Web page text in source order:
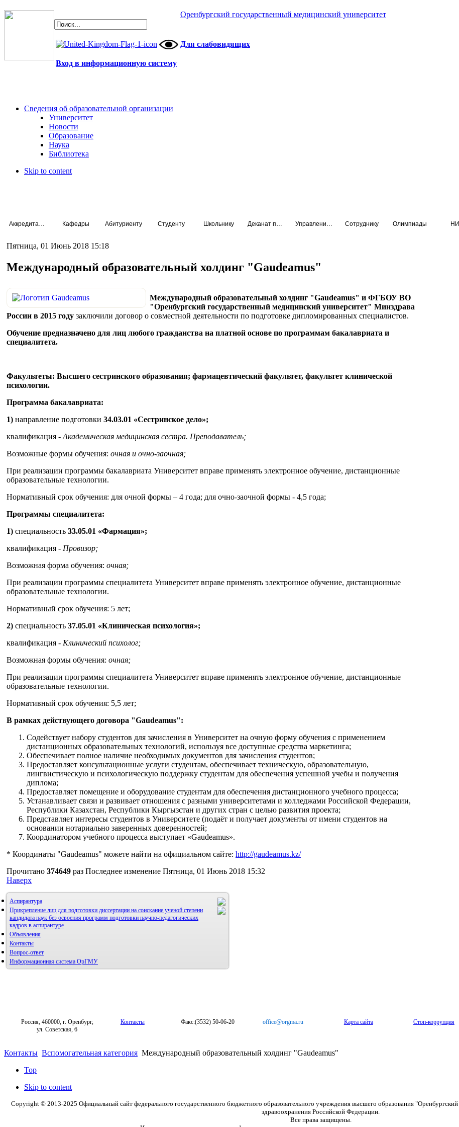
Оренбургский государственный медицинский университет
Для слабовидящих
Вход в информационную систему
Сведения об образовательной организации
Университет
Новости
Образование
Наука
Библиотека
Skip to content
Кафедры Абитуриенту Студенту Школьнику Сотруднику Олимпиады
Пятница, 01 Июнь 2018 15:18
Международный образовательный холдинг "Gaudeamus"
Международный образовательный холдинг "Gaudeamus" и ФГБОУ ВО
"Оренбургский государственный медицинский университет" Минздрава
России в 2015 году заключили договор о совместной деятельности по подготовке дипломированных специалистов.
Обучение предназначено для лиц любого гражданства на платной основе по программам бакалавриата и
специалитета.
Факультеты: Высшего сестринского образования; фармацевтический факультет, факультет клинической
психологии.
Программа бакалавриата:
1) направление подготовки 34.03.01 «Сестринское дело»;
квалификация - Академическая медицинская сестра. Преподаватель;
Возможные формы обучения: очная и очно-заочная;
При реализации программы бакалавриата Университет вправе применять электронное обучение, дистанционные
образовательные технологии.
Нормативный срок обучения: для очной формы – 4 года; для очно-заочной формы - 4,5 года;
Программы специалитета:
1) специальность 33.05.01 «Фармация»;
квалификация - Провизор;
Возможная форма обучения: очная;
При реализации программы специалитета Университет вправе применять электронное обучение, дистанционные
образовательные технологии.
Нормативный срок обучения: 5 лет;
2) специальность 37.05.01 «Клиническая психология»;
квалификация - Клинический психолог;
Возможная формы обучения: очная;
При реализации программы специалитета Университет вправе применять электронное обучение, дистанционные
образовательные технологии.
Нормативный срок обучения: 5,5 лет;
В рамках действующего договора "Gaudeamus":
Содействует набору студентов для зачисления в Университет на очную форму обучения с применением
дистанционных образовательных технологий, используя все доступные средства маркетинга;
Обеспечивает полное наличие необходимых документов для зачисления студентов;
Предоставляет консультационные услуги студентам, обеспечивает техническую, образовательную,
лингвистическую и психологическую поддержку студентам для обеспечения успешной учебы и получения
диплома;
Предоставляет помещение и оборудование студентам для обеспечения дистанционного учебного процесса;
Устанавливает связи и развивает отношения с разными университетами и колледжами Российской Федерации,
Республики Казахстан, Республики Кыргызстан и других стран с целью развития проекта;
Представляет интересы студентов в Университете (подаёт и получает документы от имени студентов на
основании нотариально заверенных доверенностей;
Координатором учебного процесса выступает «Gaudeamus».
* Координаты "Gaudeamus" можете найти на официальном сайте: http://gaudeamus.kz/
Прочитано 374649 раз Последнее изменение Пятница, 01 Июнь 2018 15:32
Наверх
Аспирантура
Прикрепление лиц для подготовки диссертации на соискание ученой степени
кандидата наук без освоения программ подготовки научно-педагогических
кадров в аспирантуре
Объявления
Контакты
Вопрос-ответ
Информационная система ОрГМУ
Россия, 460000, г. Оренбург,
ул. Советская, 6
Контакты Факс:(3532) 50-06-20 office@orgma.ru Карта сайта Стоп-коррупция
Контакты Вспомогательная категория Международный образовательный холдинг "Gaudeamus"
Top
Skip to content
Copyright © 2013-2025 Официальный сайт федерального государственного бюджетного образовательного учреждения высшего образования
здравоохранения Российской Федерации.
Все права защищены.